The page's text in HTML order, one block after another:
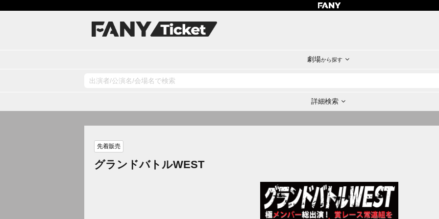
劇場から探す
詳細検索
先着販売
グランドバトルWEST